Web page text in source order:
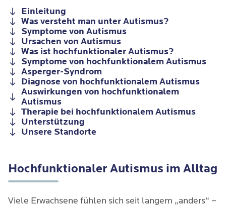
Einleitung
Was versteht man unter Autismus?
Symptome von Autismus
Ursachen von Autismus
Was ist hochfunktionaler Autismus?
Symptome von hochfunktionalem Autismus
Asperger-Syndrom
Diagnose von hochfunktionalem Autismus
Auswirkungen von hochfunktionalem
Autismus
Therapie bei hochfunktionalem Autismus
Unterstützung
Unsere Standorte
Hochfunktionaler Autismus im Alltag
Viele Erwachsene fühlen sich seit langem „anders“ –